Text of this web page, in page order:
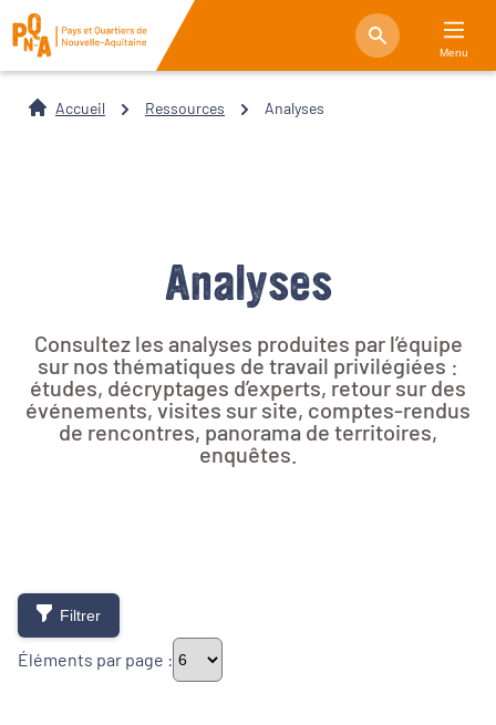
Menu
Accueil Ressources Analyses
Analyses
Consultez les analyses produites par l’équipe
sur nos thématiques de travail privilégiées :
études, décryptages d’experts, retour sur des
événements, visites sur site, comptes-rendus
de rencontres, panorama de territoires,
enquêtes.
Filtrer
Éléments par page :